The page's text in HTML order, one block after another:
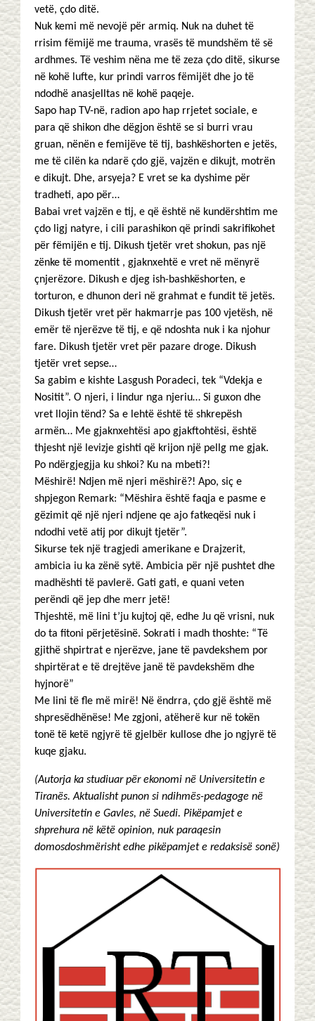
vetë, çdo ditë.
Nuk kemi më nevojë për armiq. Nuk na duhet të
rrisim fëmijë me trauma, vrasës të mundshëm të së
ardhmes. Të veshim nëna me të zeza çdo ditë, sikurse
në kohë lufte, kur prindi varros fëmijët dhe jo të
ndodhë anasjelltas në kohë paqeje.
Sapo hap TV-në, radion apo hap rrjetet sociale, e
para që shikon dhe dëgjon është se si burri vrau
gruan, nënën e femijëve të tij, bashkëshorten e jetës,
me të cilën ka ndarë çdo gjë, vajzën e dikujt, motrën
e dikujt. Dhe, arsyeja? E vret se ka dyshime për
tradheti, apo për…
Babai vret vajzën e tij, e që është në kundërshtim me
çdo ligj natyre, i cili parashikon që prindi sakrifikohet
për fëmijën e tij. Dikush tjetër vret shokun, pas një
zënke të momentit , gjaknxehtë e vret në mënyrë
çnjerëzore. Dikush e djeg ish-bashkëshorten, e
torturon, e dhunon deri në grahmat e fundit të jetës.
Dikush tjetër vret për hakmarrje pas 100 vjetësh, në
emër të njerëzve të tij, e që ndoshta nuk i ka njohur
fare. Dikush tjetër vret për pazare droge. Dikush
tjetër vret sepse…
Sa gabim e kishte Lasgush Poradeci, tek “Vdekja e
Nositit”. O njeri, i lindur nga njeriu… Si guxon dhe
vret llojin tënd? Sa e lehtë është të shkrepësh
armën… Me gjaknxehtësi apo gjakftohtësi, është
thjesht një levizje gishti që krijon një pellg me gjak.
Po ndërgjegjja ku shkoi? Ku na mbeti?!
Mëshirë! Ndjen më njeri mëshirë?! Apo, siç e
shpjegon Remark: “Mëshira është faqja e pasme e
gëzimit që një njeri ndjene qe ajo fatkeqësi nuk i
ndodhi vetë atij por dikujt tjetër”.
Sikurse tek një tragjedi amerikane e Drajzerit,
ambicia iu ka zënë sytë. Ambicia për një pushtet dhe
madhështi të pavlerë. Gati gati, e quani veten
perëndi që jep dhe merr jetë!
Thjeshtë, më lini t’ju kujtoj që, edhe Ju që vrisni, nuk
do ta fitoni përjetësinë. Sokrati i madh thoshte: “Të
gjithë shpirtrat e njerëzve, jane të pavdekshem por
shpirtërat e të drejtëve janë të pavdekshëm dhe
hyjnorë”
Me lini të fle më mirë! Në ëndrra, çdo gjë është më
shpresëdhënëse! Me zgjoni, atëherë kur në tokën
tonë të ketë ngjyrë të gjelbër kullose dhe jo ngjyrë të
kuqe gjaku.
(Autorja ka studiuar për ekonomi në Universitetin e
Tiranës. Aktualisht punon si ndihmës-pedagoge në
Universitetin e Gavles, në Suedi. Pikëpamjet e
shprehura në këtë opinion, nuk paraqesin
domosdoshmërisht edhe pikëpamjet e redaksisë sonë)